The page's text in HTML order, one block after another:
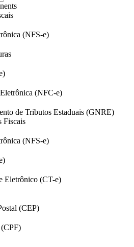
(NFS-e)
(NFC-e)
de Tributos Estaduais (GNRE)
Fiscais
(NFS-e)
Eletrônico (CT-e)
(CEP)
(CPF)